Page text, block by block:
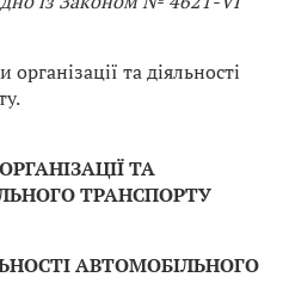
та діяльності
ТА
ТРАНСПОРТУ
АВТОМОБІЛЬНОГО